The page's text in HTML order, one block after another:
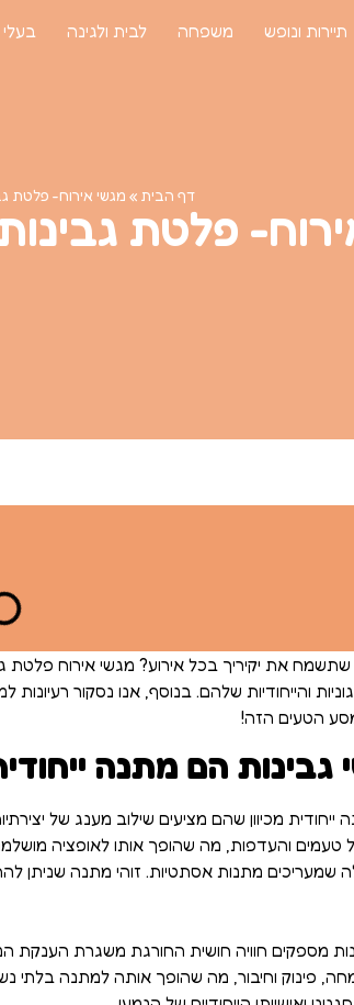
תיירות ונופש משפחה לבית ולגינה בעלי
דף הבית » מגשי אירוח- פלטת
פלטת
את יקיריך בכל אירוע? מגשי אירוח
והייחודיות שלהם. בנוסף, אנו נסקור רעיונות
הטעים הזה!
גבינות הם מתנה
מכיוון שהם מציעים שילוב מענג של
של טעמים והעדפות, מה שהופך אותו לאופציה
שמעריכים מתנות אסתטיות. זוהי מתנה שניתן
מספקים חוויה חושית החורגת משגרת הענקת
פינוק וחיבור, מה שהופך אותה למתנה בלתי